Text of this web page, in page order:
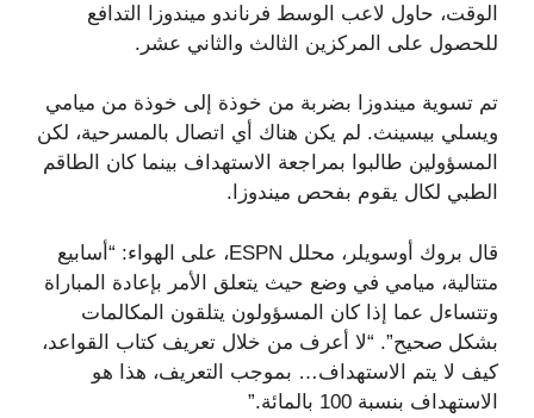
الوقت، حاول لاعب الوسط فرناندو ميندوزا التدافع
للحصول على المركزين الثالث والثاني عشر.
تم تسوية ميندوزا بضربة من خوذة إلى خوذة من ميامي
ويسلي بيسينث. لم يكن هناك أي اتصال بالمسرحية، لكن
المسؤولين طالبوا بمراجعة الاستهداف بينما كان الطاقم
الطبي لكال يقوم بفحص ميندوزا.
قال بروك أوسويلر، محلل ESPN، على الهواء: “أسابيع
متتالية، ميامي في وضع حيث يتعلق الأمر بإعادة المباراة
وتتساءل عما إذا كان المسؤولون يتلقون المكالمات
بشكل صحيح”. “لا أعرف من خلال تعريف كتاب القواعد،
كيف لا يتم الاستهداف… بموجب التعريف، هذا هو
الاستهداف بنسبة 100 بالمائة.”